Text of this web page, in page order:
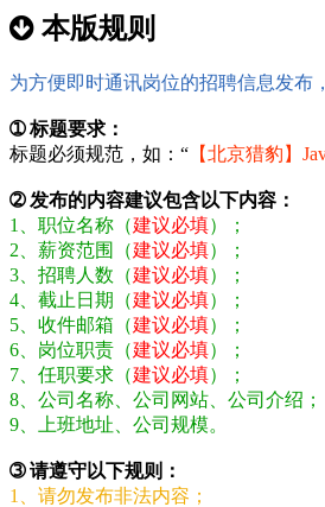
本版规则
为方便即时通讯岗位的招聘信息发布
➀ 标题要求：
标题必须规范，如：“ 【北京猎豹】
➁ 发布的内容建议包含以下内容：
1、职位名称（建议必填）；
2、薪资范围（建议必填）；
3、招聘人数（建议必填）；
4、截止日期（建议必填）；
5、收件邮箱（建议必填）；
6、岗位职责（建议必填）；
7、任职要求（建议必填）；
8、公司名称、公司网站、公司介绍；
9、上班地址、公司规模。
➂ 请遵守以下规则：
1、请勿发布非法内容；